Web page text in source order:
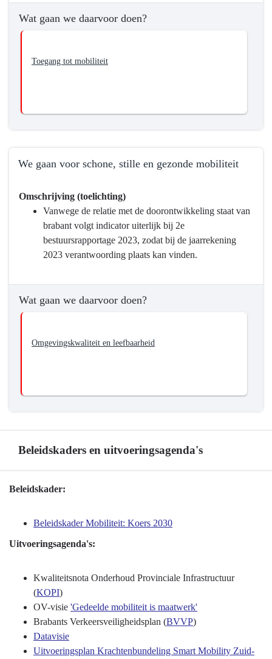
bereiken?
voor
Wat gaan we daarvoor doen?
Toegang tot mobiliteit
We gaan voor schone, stille en gezonde mobiliteit
naar
navigatie
Programma
Wat
willen
bereiken?
gaan
Omschrijving (toelichting)
Vanwege de relatie met de doorontwikkeling staat van
brabant volgt indicator uiterlijk bij 2e
bestuursrapportage 2023, zodat bij de jaarrekening
2023 verantwoording plaats kan vinden.
Wat gaan we daarvoor doen?
Omgevingskwaliteit en leefbaarheid
Beleidskaders en uitvoeringsagenda's
Terug
navigatie
Programma
Mobiliteitsontwikkeling
Beleidskaders
uitvoeringsagenda's
Beleidskader:
Beleidskader Mobiliteit: Koers 2030
Uitvoeringsagenda's:
Kwaliteitsnota Onderhoud Provinciale Infrastructuur
(KOPI)
OV-visie 'Gedeelde mobiliteit is maatwerk'
Brabants Verkeersveiligheidsplan (BVVP)
Datavisie
Uitvoeringsplan Krachtenbundeling Smart Mobility Zuid-